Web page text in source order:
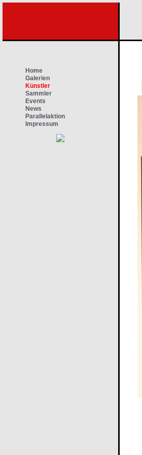
Home
Galerien
Künstler
Sammler
Events
News
Parallelaktion
Impressum